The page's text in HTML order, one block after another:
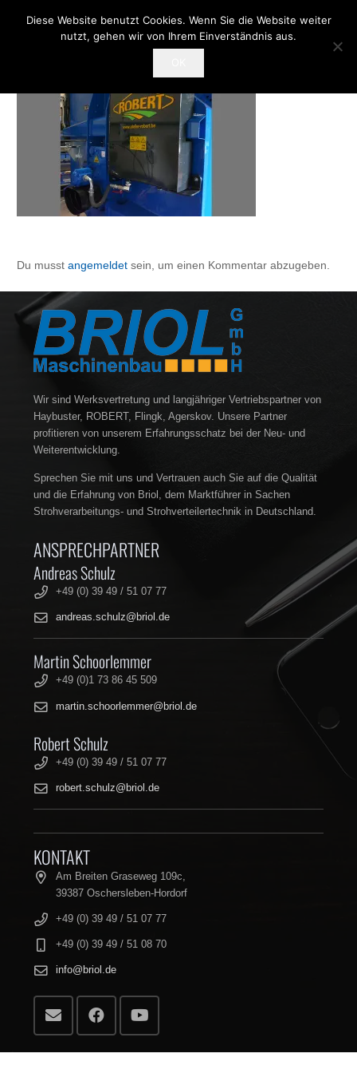
Du musst angemeldet sein, um einen Kommentar abzugeben.
Wir sind Werksvertretung und langjähriger Vertriebspartner von
Haybuster, ROBERT, Flingk, Agerskov. Unsere Partner
profitieren von unserem Erfahrungsschatz bei der Neu- und
Weiterentwicklung.
Sprechen Sie mit uns und Vertrauen auch Sie auf die Qualität
und die Erfahrung von Briol, dem Marktführer in Sachen
Strohverarbeitungs- und Strohverteilertechnik in Deutschland.
ANSPRECHPARTNER
Andreas Schulz
+49 (0) 39 49 / 51 07 77
andreas.schulz@briol.de
Martin Schoorlemmer
+49 (0)1 73 86 45 509
martin.schoorlemmer@briol.de
Robert Schulz
+49 (0) 39 49 / 51 07 77
robert.schulz@briol.de
KONTAKT
Am Breiten Graseweg 109c,
39387 Oschersleben-Hordorf
+49 (0) 39 49 / 51 07 77
+49 (0) 39 49 / 51 08 70
info@briol.de
Diese Website benutzt Cookies. Wenn Sie die Website weiter
nutzt, gehen wir von Ihrem Einverständnis aus.